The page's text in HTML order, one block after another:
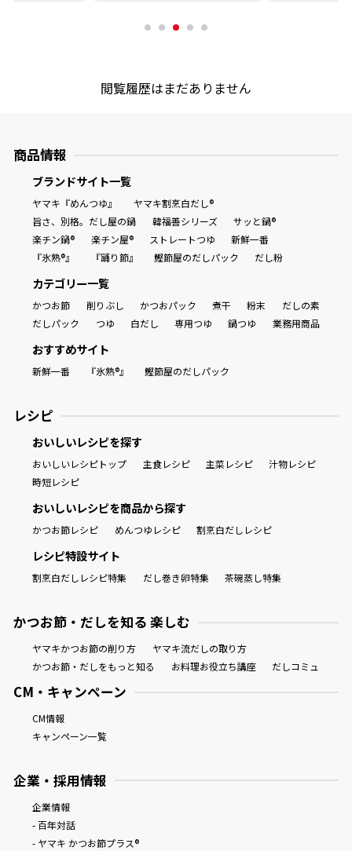
閲覧履歴はまだありません
商品情報
ブランドサイト一覧
ヤマキ『めんつゆ』
ヤマキ割烹白だし®
旨さ、別格。だし屋の鍋
韓福善シリーズ
サッと鍋®
楽チン鍋®
楽チン屋® ストレートつゆ
新鮮一番
『氷熟®』
『踊り節』 鰹節屋のだしパック だし粉
カテゴリー一覧
かつお節 削りぶし かつおパック 煮干 粉末
だしの素
だしパック
つゆ 白だし 専用つゆ 鍋つゆ 業務用商品
おすすめサイト
新鮮一番 『氷熟®』 鰹節屋のだしパック
レシピ
おいしいレシピを探す
おいしいレシピトップ 主食レシピ 主菜レシピ
汁物レシピ
時短レシピ
おいしいレシピを商品から探す
かつお節レシピ めんつゆレシピ 割烹白だしレシピ
レシピ特設サイト
割烹白だしレシピ特集 だし巻き卵特集 茶碗蒸し特集
かつお節・だしを知る 楽しむ
ヤマキかつお節の削り方
ヤマキ流だしの取り方
かつお節・だしをもっと知る
お料理お役立ち講座 だしコミュ
CM・キャンペーン
CM情報
キャンペーン一覧
企業・採用情報
企業情報
- 百年対話
- ヤマキ かつお節プラス®